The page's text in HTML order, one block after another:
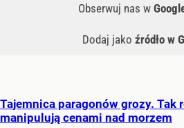
Obserwuj nas w
Dodaj jako źródło w
Tajemnica paragonów grozy. Tak
manipulują cenami nad morzem